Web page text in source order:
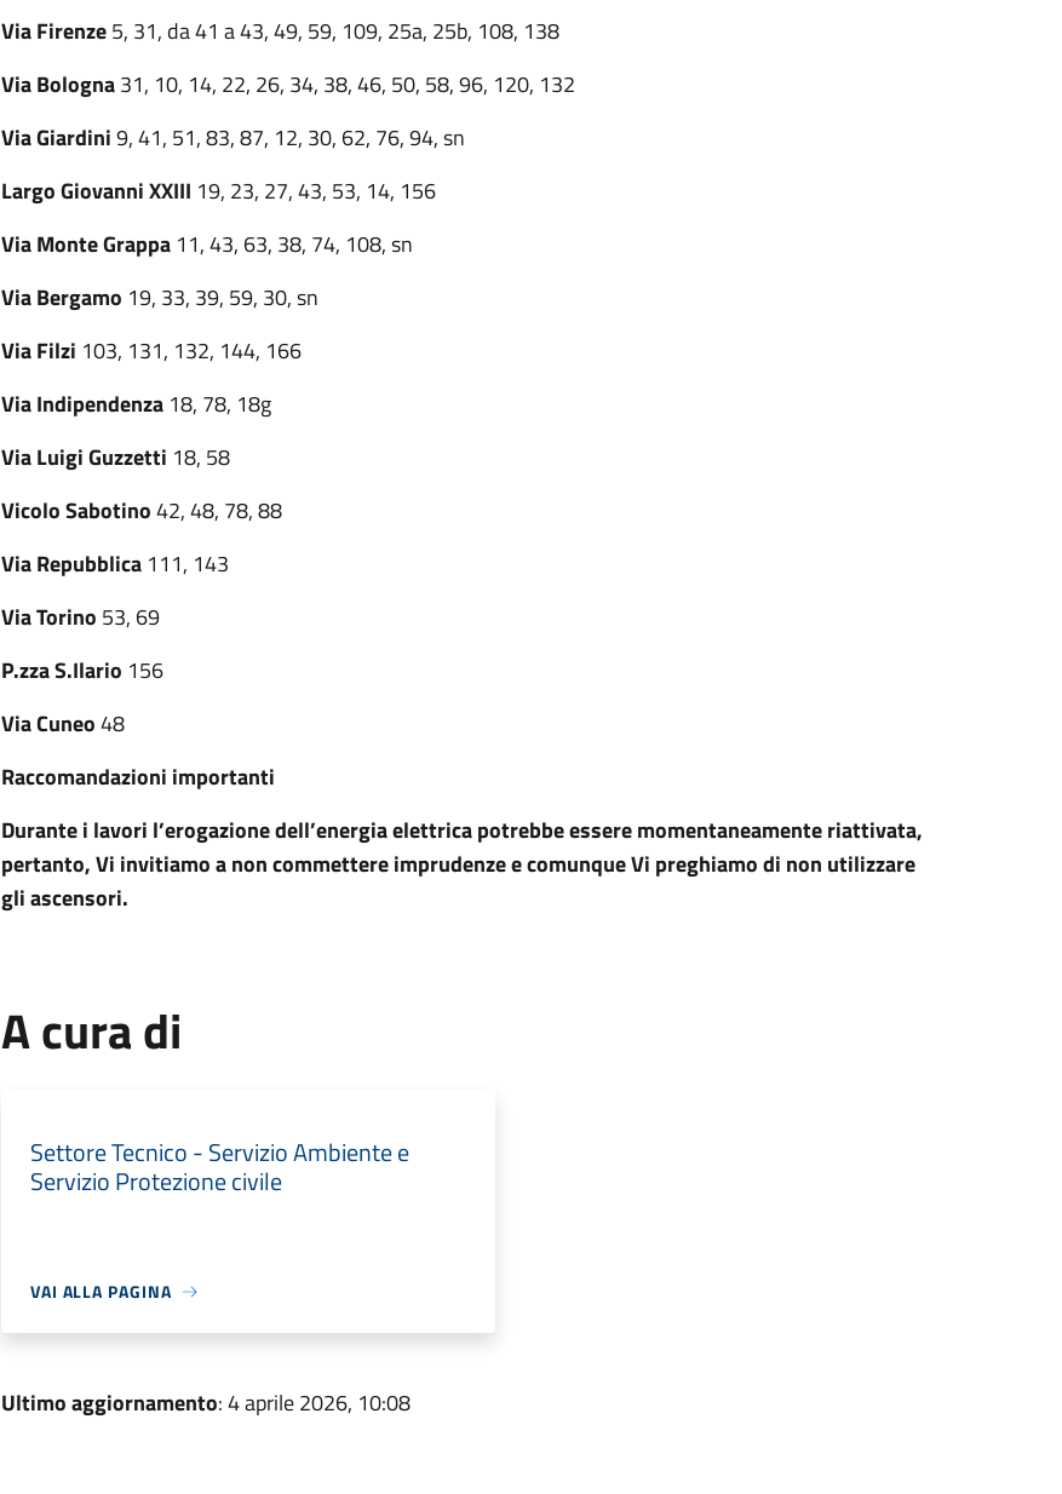
Via Firenze5, 31, da 41 a 43, 49, 59, 109, 25a, 25b, 108, 138
Via Bologna31, 10, 14, 22, 26, 34, 38, 46, 50, 58, 96, 120, 132
Via Giardini9, 41, 51, 83, 87, 12, 30, 62, 76, 94, sn
Largo Giovanni XXIII 19, 23, 27, 43, 53, 14, 156
Via Monte Grappa11, 43, 63, 38, 74, 108, sn
Via Bergamo 19, 33, 39, 59, 30, sn
Via Filzi 103, 131, 132, 144, 166
Via Indipendenza18, 78, 18g
Via Luigi Guzzetti 18, 58
Vicolo Sabotino42, 48, 78, 88
Via Repubblica111, 143
Via Torino 53, 69
P.zza S.Ilario 156
Via Cuneo48
Raccomandazioni importanti
Durante i lavori l’erogazione dell’energia elettrica potrebbe essere momentaneamente riattivata,
pertanto, Vi invitiamo a non commettere imprudenze e comunque Vi preghiamo di non utilizzare
gli ascensori.
A cura di
Settore Tecnico - Servizio Ambiente e
Servizio Protezione civile
VAI ALLA PAGINA
Ultimo aggiornamento: 4 aprile 2026, 10:08